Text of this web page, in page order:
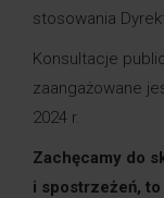
stosowania
Konsultacje
zaangażowane
2024 r.
Zachęcamy do
i spostrzeżeń,